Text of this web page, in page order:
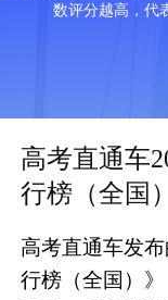
数评分越高，代
高考直通车
行榜（全国）
高考直通车发
行榜（全国）